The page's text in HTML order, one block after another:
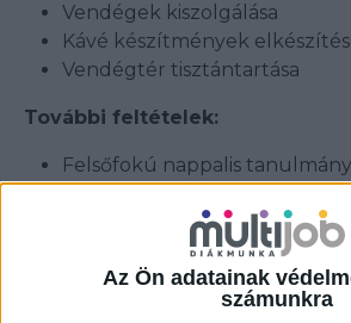
Az Ön adatainak
számunkra
Vendégek kiszolgálása
Kávé készítmények
Vendégtér tisztántartása
További feltételek:
Felsőfokú nappalis
proaktivitás, gyorsaság
Gyors tanulási képesség és jó
problémamegoldó készség
Vendég központúság